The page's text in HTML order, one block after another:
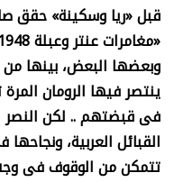
قبل «ريا وسكينة» حقق
وبعضها البعض، بينها من
ينتصر فيها الرومان
فى قبضتهم .. لكن النصر
القبائل العربية،
تتمكن من الوقوف فى